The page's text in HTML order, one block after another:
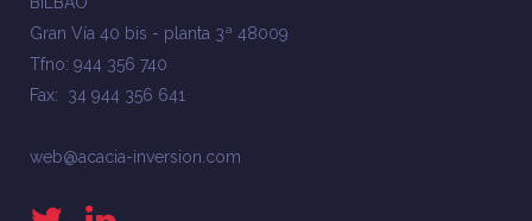
Gran Vía 40 bis - planta 3ª 48009
Tfno: 944 356 740
Fax: 34 944 356 641
web@acacia-inversion.com